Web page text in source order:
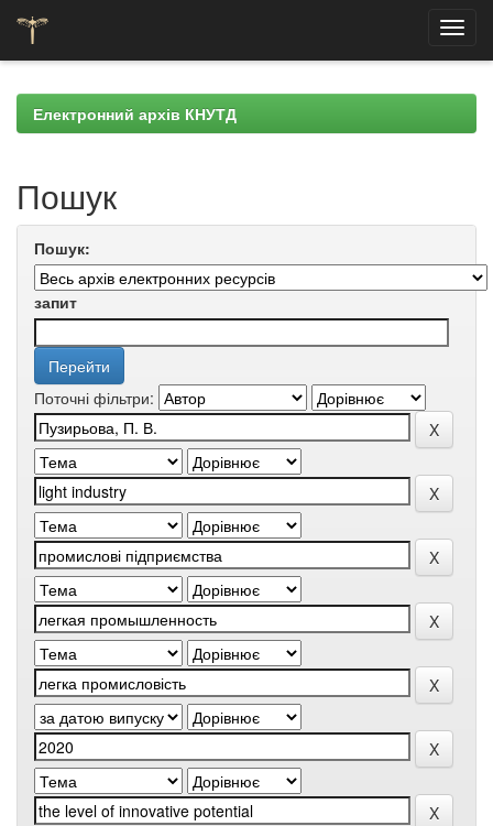
navigationЕлектронний архів КНУТД
Пошук
Пошук:
запит
Поточні фільтри: